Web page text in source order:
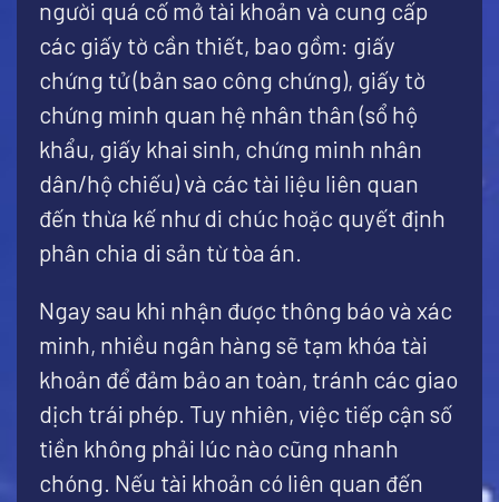
người quá cố mở tài khoản và cung cấp
các giấy tờ cần thiết, bao gồm: giấy
chứng tử (bản sao công chứng), giấy tờ
chứng minh quan hệ nhân thân (sổ hộ
khẩu, giấy khai sinh, chứng minh nhân
dân/hộ chiếu) và các tài liệu liên quan
đến thừa kế như di chúc hoặc quyết định
phân chia di sản từ tòa án.
Ngay sau khi nhận được thông báo và xác
minh, nhiều ngân hàng sẽ tạm khóa tài
khoản để đảm bảo an toàn, tránh các giao
dịch trái phép. Tuy nhiên, việc tiếp cận số
tiền không phải lúc nào cũng nhanh
chóng. Nếu tài khoản có liên quan đến